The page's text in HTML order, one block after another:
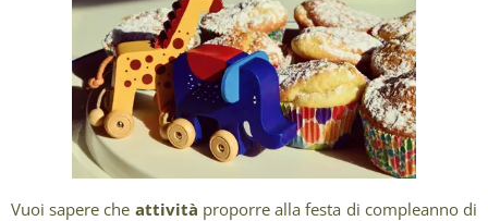
Vuoi sapere che attività proporre alla festa di compleanno di